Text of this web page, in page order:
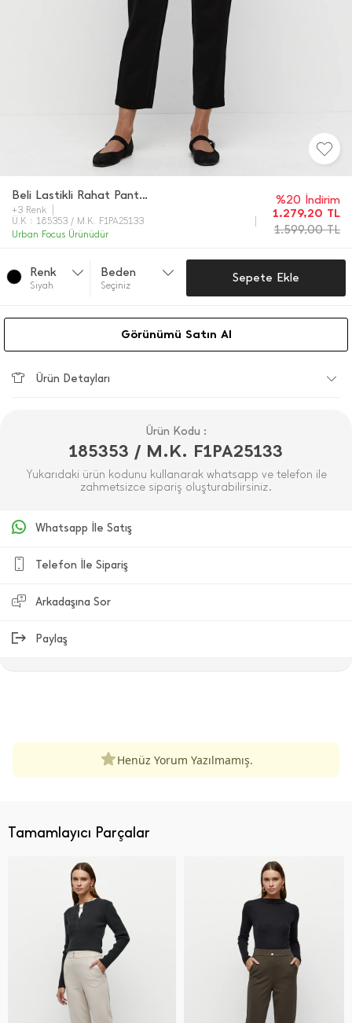
Beli Lastikli Rahat Pantolon
+3 Renk
Ü.K : 185353 / M.K. F1PA25133
Urban Focus Ürünüdür
%20 İndirim
1.279,20 TL
1.599,00TL
Renk
Si̇yah
Beden
Seçiniz
Sepete Ekle
Görünümü Satın Al
Ürün Detayları
Ürün Kodu :
185353 / M.K. F1PA25133
Yukarıdaki ürün kodunu kullanarak whatsapp ve telefon ile
zahmetsizce sipariş oluşturabilirsiniz.
Whatsapp İle Satış
Telefon İle Sipariş
Arkadaşına Sor
Paylaş
Henüz Yorum Yazılmamış.
Tamamlayıcı Parçalar